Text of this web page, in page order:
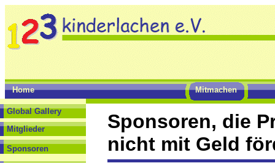
Home Mitmachen
Global Gallery
Mitglieder
Sponsoren
Sponsoren, die
nicht mit Geld